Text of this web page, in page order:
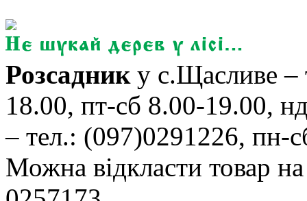
Розсаднику с.Щасливе –
18.00, пт-сб 8.00-19.00,
– тел.: (097)0291226, пн-
Можна відкласти товар